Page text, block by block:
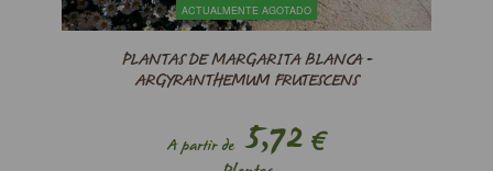
ACTUALMENTE AGOTADO
PLANTAS DE MARGARITA BLANCA -
ARGYRANTHEMUM FRUTESCENS
A partir de5,72 €